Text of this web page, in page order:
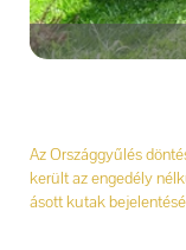
Az Országgyűlés
került az engedély
ásott kutak